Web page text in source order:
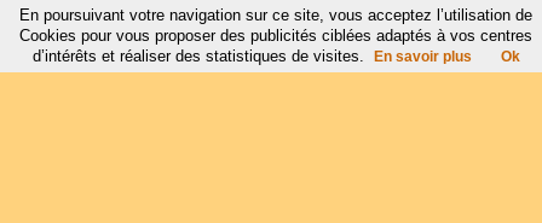
En poursuivant votre navigation sur ce site, vous acceptez l’utilisation de
Cookies pour vous proposer des publicités ciblées adaptés à vos centres
d’intérêts et réaliser des statistiques de visites.
En savoir plus Ok